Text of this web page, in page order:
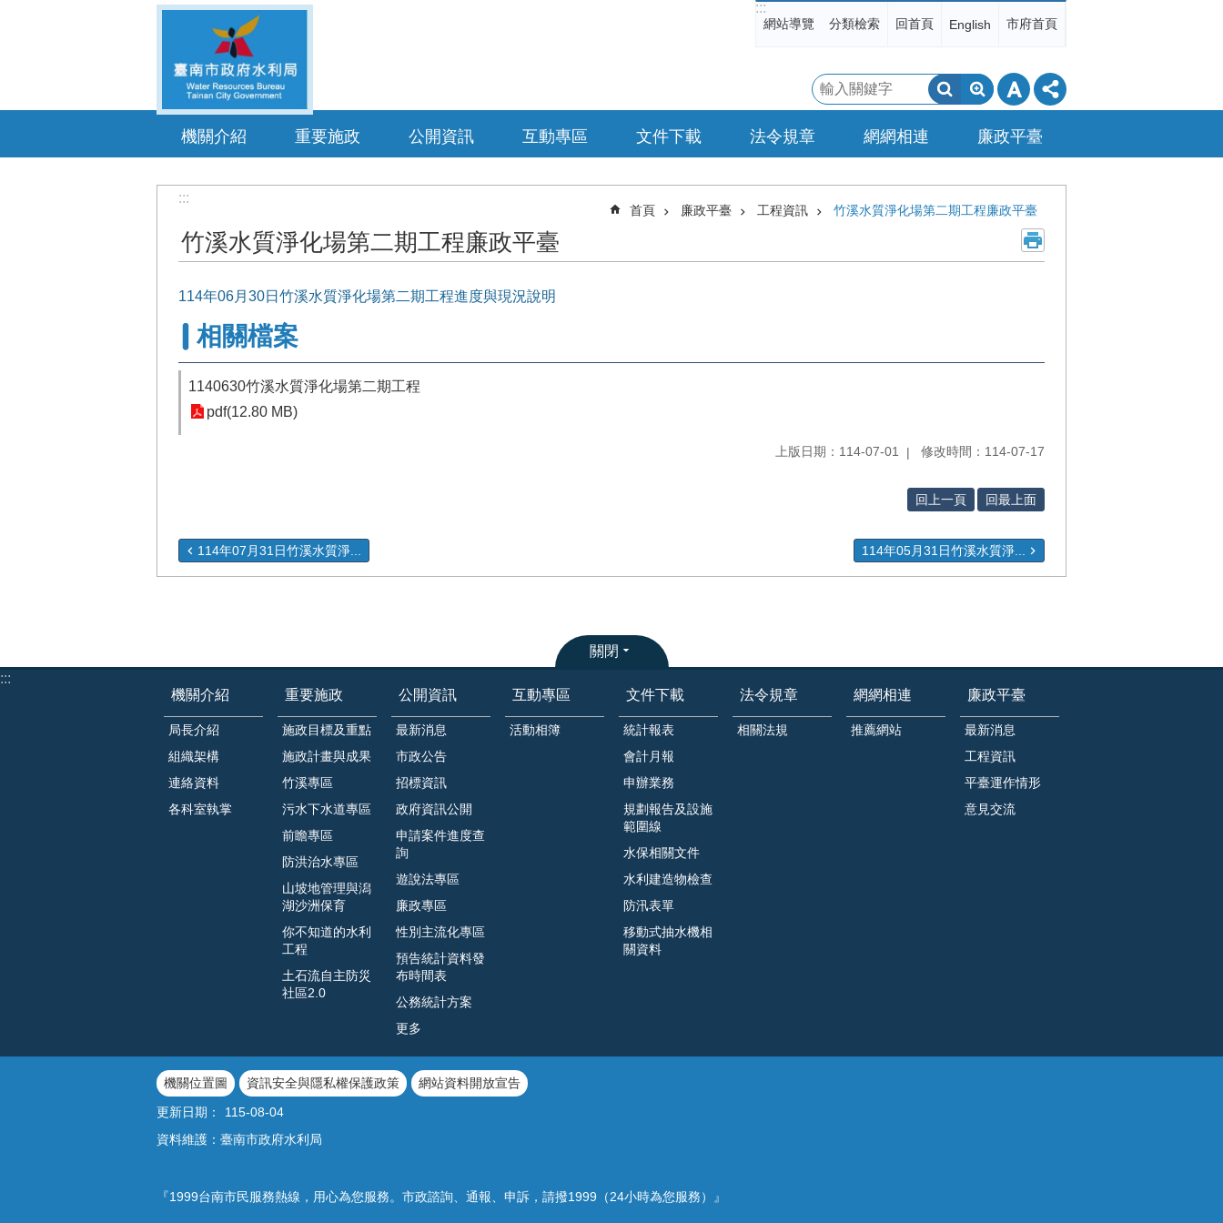
:::
網站導覽 分類檢索 回首頁 English 市府首頁
搜
尋
機關介紹 重要施政 公開資訊 互動專區 文件下載 法令規章 網網相連 廉政平臺
:::
首頁 廉政平臺 工程資訊 竹溪水質淨化場第二期工程廉政平臺
竹溪水質淨化場第二期工程廉政平臺
114年06月30日竹溪水質淨化場第二期工程進度與現況說明
相關檔案
1140630竹溪水質淨化場第二期工程
pdf(12.80 MB)
上版日期：114-07-01 修改時間：114-07-17
回上一頁 回最上面
114年07月31日竹溪水質淨... 114年05月31日竹溪水質淨...
關閉
:::
機關介紹
局長介紹
組織架構
連絡資料
各科室執掌
重要施政
施政目標及重點
施政計畫與成果
竹溪專區
污水下水道專區
前瞻專區
防洪治水專區
山坡地管理與潟
湖沙洲保育
你不知道的水利
工程
土石流自主防災
社區2.0
公開資訊
最新消息
市政公告
招標資訊
政府資訊公開
申請案件進度查
詢
遊說法專區
廉政專區
性別主流化專區
預告統計資料發
布時間表
公務統計方案
更多
互動專區
活動相簿
文件下載
統計報表
會計月報
申辦業務
規劃報告及設施
範圍線
水保相關文件
水利建造物檢查
防汛表單
移動式抽水機相
關資料
法令規章
相關法規
網網相連
推薦網站
廉政平臺
最新消息
工程資訊
平臺運作情形
意見交流
機關位置圖 資訊安全與隱私權保護政策
網站資料開放宣告
更新日期：
115-08-04
資料維護：臺南市政府水利局
『1999台南市民服務熱線，用心為您服務。市政諮詢、通報、申訴，請撥1999（24小時為您服務）』